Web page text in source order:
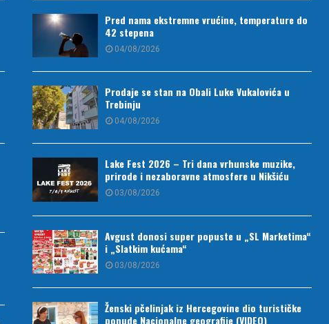
Pred nama ekstremne vrućine, temperature do
42 stepena
04/08/2026
Prodaje se stan na Obali Luke Vukalovića u
Trebinju
04/08/2026
Lake Fest 2026 – Tri dana vrhunske muzike,
prirode i nezaboravne atmosfere u Nikšiću
03/08/2026
Avgust donosi super popuste u „SL Marketima“
i „Slatkim kućama“
03/08/2026
Ženski pčelinjak iz Hercegovine dio turističke
ponude Nacionalne geografije (VIDEO)